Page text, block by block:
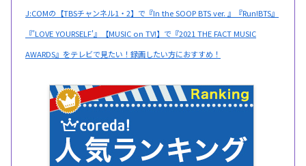
J:COMの【TBSチャンネル1・2】で『In the SOOP BTS ver. 』『Run!BTS』
『'LOVE YOURSELF'』【MUSIC on TV!】で『2021 THE FACT MUSIC
AWARDS』をテレビで見たい！録画したい方におすすめ！